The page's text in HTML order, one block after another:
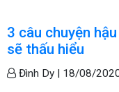
3 câu chuyện
sẽ thấu hiểu
Đình Dy | 18/08/